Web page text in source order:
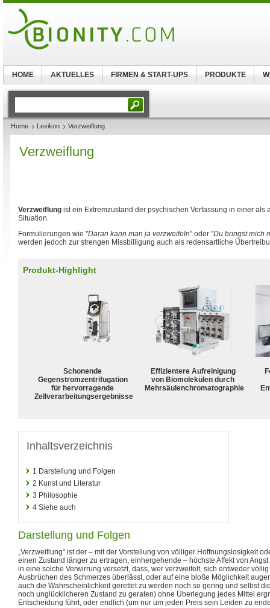
Home Lexikon Verzweiflung
Verzweiflung
Verzweiflung ist ein Extremzustand der psychischen Verfassung in einer als
Situation.
Formulierungen wie "Daran kann man ja verzweifeln" oder "Du bringst mich
werden jedoch zur strengen Missbilligung auch als redensartliche
Produkt-Highlight
Schonende
Gegenstromzentrifugation
für hervorragende
Zellverarbeitungsergebnisse
Effizientere Aufreinigung
von Biomolekülen durch
Mehrsäulenchromatographie
Inhaltsverzeichnis
1 Darstellung und Folgen
2 Kunst und Literatur
3 Philosophie
4 Siehe auch
Darstellung und Folgen
„Verzweiflung“ ist der – mit der Vorstellung von völliger Hoffnungslosigkeit
einen Zustand länger zu ertragen, einhergehende – höchste Affekt von
in eine solche Verwirrung versetzt, dass, wer verzweifelt, sich entweder
Ausbrüchen des Schmerzes überlässt, oder auf eine bloße Möglichkeit
auch die Wahrscheinlichkeit gerettet zu werden noch so gering und selbst
noch unglücklicheren Zustand zu geraten) ohne Überlegung jedes Mittel
Entscheidung führt, oder endlich (um nur um jeden Preis sein Leiden zu
HOME AKTUELLES FIRMEN & START-UPS PRODUKTE